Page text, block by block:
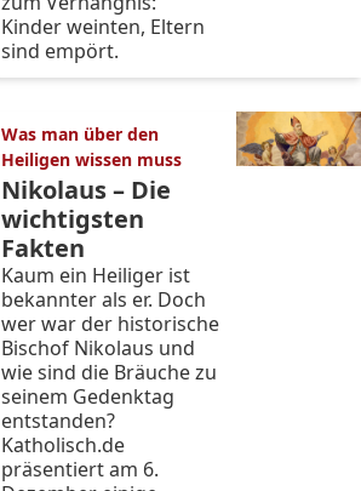
Kinder weinten, Eltern
sind empört.
Was man über den
Heiligen wissen muss
Nikolaus – Die
wichtigsten
Fakten
Kaum ein Heiliger ist
bekannter als er. Doch
wer war der historische
Bischof Nikolaus und
wie sind die Bräuche zu
seinem Gedenktag
entstanden?
Katholisch.de
präsentiert am 6.